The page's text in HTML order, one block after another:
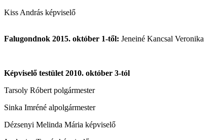
Kiss András képviselő
Falugondnok 2015. október 1-től: Jeneiné Kancsal Veronika
Képviselő testület 2010. október 3-tól
Tarsoly Róbert polgármester
Sinka Imréné alpolgármester
Dézsenyi Melinda Mária képviselő